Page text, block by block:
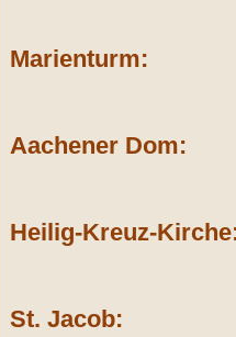
Marienturm:
Aachener Dom:
Heilig-Kreuz-
St. Jacob: